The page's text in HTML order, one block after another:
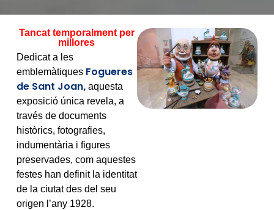
Tancat temporalment per
millores
Dedicat a les
emblemàtiques Fogueres
de Sant Joan,aquesta
exposició única revela, a
través de documents
històrics, fotografies,
indumentària i figures
preservades, com aquestes
festes han definit la identitat
de la ciutat des del seu
origen l’any 1928.